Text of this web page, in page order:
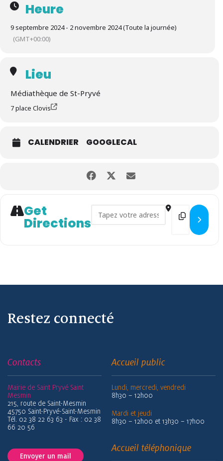
Heure
9 septembre 2024 - 2 novembre 2024 (Toute la journée)
(GMT+00:00)
Lieu
Médiathèque de St-Pryvé
7 place Clovis
CALENDRIER GOOGLECAL
Get
Directions
Address - Venez essayer le
Destination
Restez connecté
Contacts
Mairie de Saint Pryvé Saint
Mesmin
215, route de Saint-Mesmin
45750 Saint-Pryvé-Saint-Mesmin
Tél. 02 38 22 63 63 - Fax : 02 38
66 20 56
Envoyer un mail
Accueil public
Lundi, mercredi, vendredi
8h30 – 12h00
Mardi et jeudi
8h30 – 12h00 et 13h30 – 17h00
Accueil téléphonique